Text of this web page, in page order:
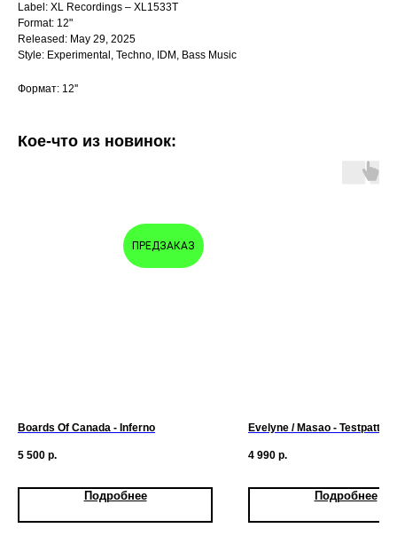
Label: XL Recordings – XL1533T
Format: 12"
Released: May 29, 2025
Style: Experimental, Techno, IDM, Bass Music
Формат: 12''
Кое-что из новинок:
ПРЕДЗАКАЗ
Boards Of Canada - Inferno
5 500 р.
Подробнее
Evelyne / Masao - Testpattern
4 990 р.
Подробнее